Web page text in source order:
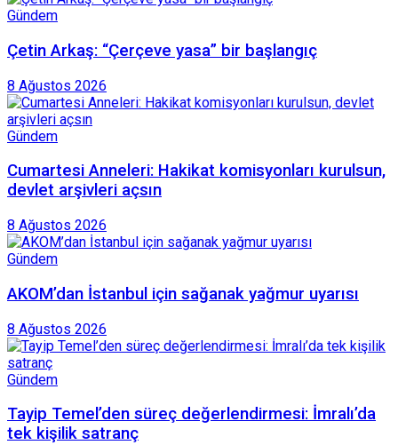
Gündem
Çetin Arkaş: “Çerçeve yasa” bir başlangıç
8 Ağustos 2026
Gündem
Cumartesi Anneleri: Hakikat komisyonları kurulsun,
devlet arşivleri açsın
8 Ağustos 2026
Gündem
AKOM’dan İstanbul için sağanak yağmur uyarısı
8 Ağustos 2026
Gündem
Tayip Temel’den süreç değerlendirmesi: İmralı’da
tek kişilik satranç